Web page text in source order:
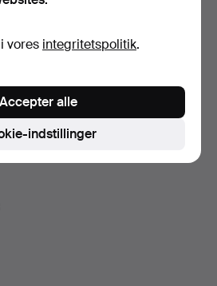
vores integritetspolitik.
indstillinger
Accepter alle